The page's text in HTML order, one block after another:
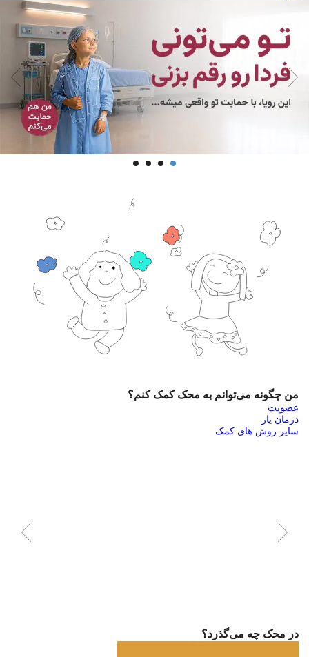
من چگونه می‌توانم به محک کمک کنم؟
عضویت
درمان یار
سایر روش های کمک
در محک چه می‌گذرد؟